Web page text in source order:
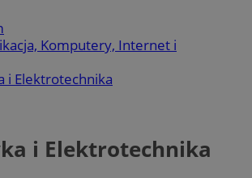
Komputery, Internet i
i Elektrotechnika
i Elektrotechnika